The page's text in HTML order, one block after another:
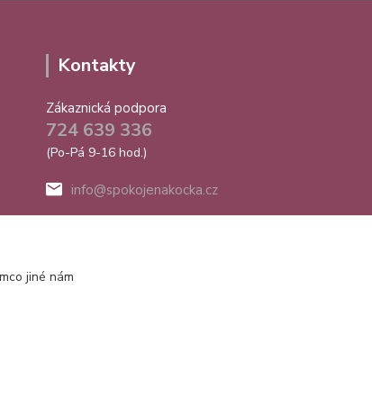
Kontakty
Zákaznická podpora
724 639 336
(Po-Pá 9-16 hod.)
info@spokojenakocka.cz
jiné nám